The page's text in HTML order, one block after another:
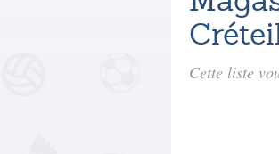
Cette liste